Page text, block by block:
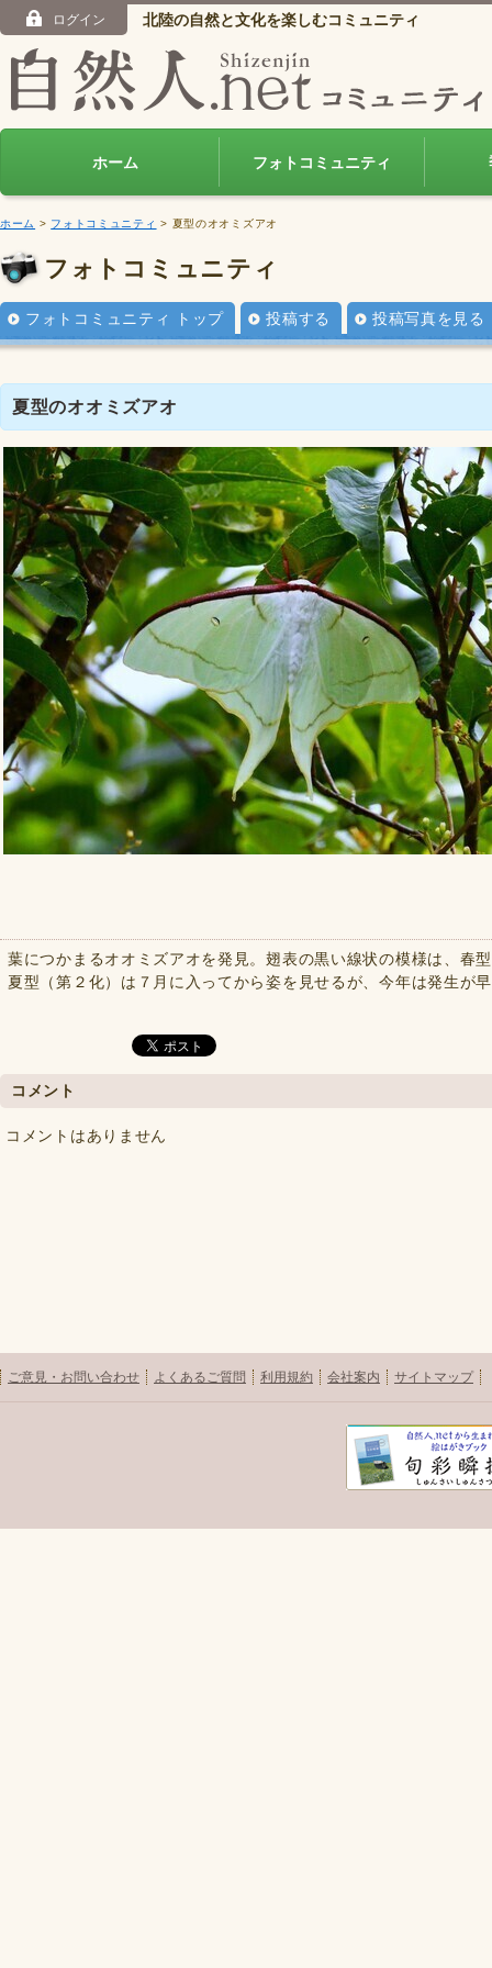
ログイン 北陸の自然と文化を楽しむコミュニティ
ホーム フォトコミュニティ
ホーム > フォトコミュニティ > 夏型のオオミズアオ
フォトコミュニティ
フォトコミュニティ トップ 投稿する 投稿写真を見る
夏型のオオミズアオ
葉につかまるオオミズアオを発見。翅表の黒い線状の模様は、春
夏型（第２化）は７月に入ってから姿を見せるが、今年は発生が
コメント
コメントはありません
ご意見・お問い合わせ よくあるご質問 利用規約 会社案内 サイトマップ